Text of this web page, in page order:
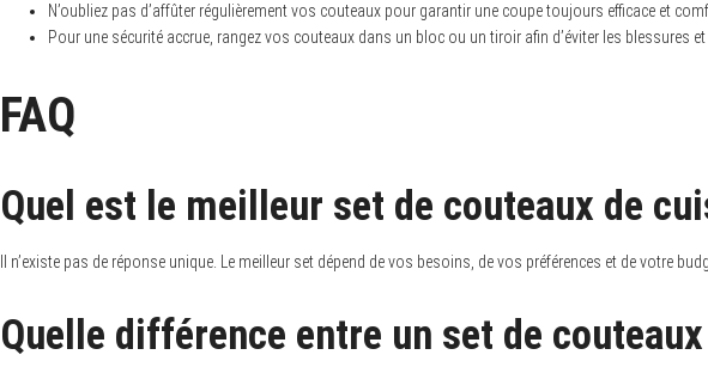
N’oubliez pas d’affûter régulièrement vos couteaux pour garantir une coupe toujours efficace et
Pour une sécurité accrue, rangez vos couteaux dans un bloc ou un tiroir afin d’éviter les blessures et
FAQ
Quel est le meilleur set de couteaux de
Il n’existe pas de réponse unique. Le meilleur set dépend de vos besoins, de vos préférences et de votre
Quelle différence entre un set de